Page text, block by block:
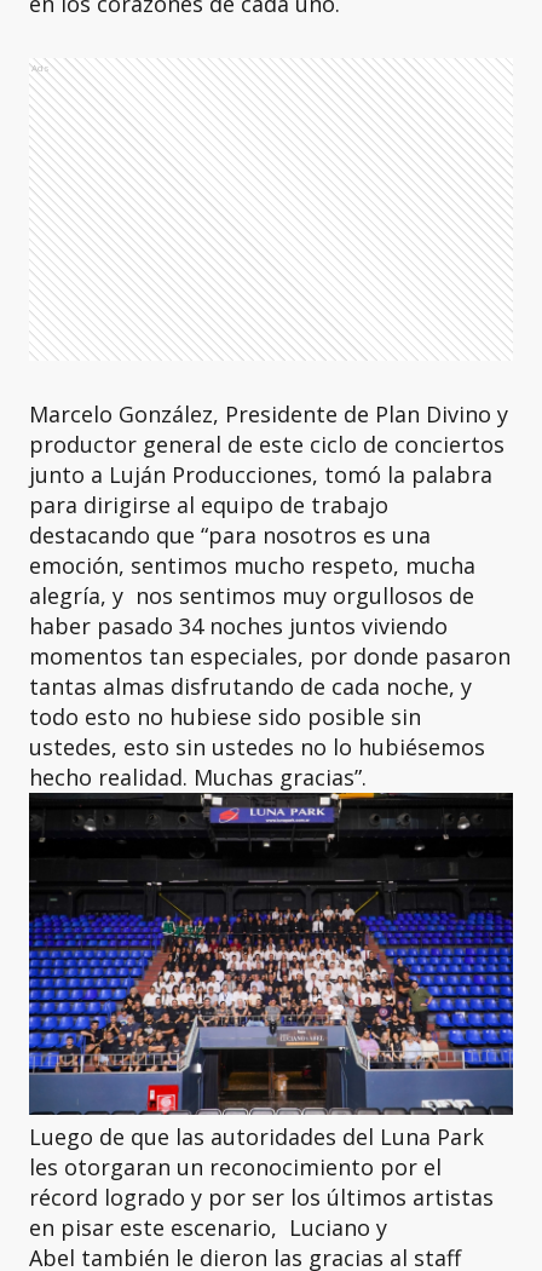
Ads
Marcelo González, Presidente de Plan Divino y
productor general de este ciclo de conciertos
junto a Luján Producciones, tomó la palabra
para dirigirse al equipo de trabajo
destacando que “para nosotros es una
emoción, sentimos mucho respeto, mucha
alegría, y nos sentimos muy orgullosos de
haber pasado 34 noches juntos viviendo
momentos tan especiales, por donde pasaron
tantas almas disfrutando de cada noche, y
todo esto no hubiese sido posible sin
ustedes, esto sin ustedes no lo hubiésemos
hecho realidad. Muchas gracias”.
Luego de que las autoridades del Luna Park
les otorgaran un reconocimiento por el
récord logrado y por ser los últimos artistas
en pisar este escenario, Luciano y
Abel también le dieron las gracias al staff